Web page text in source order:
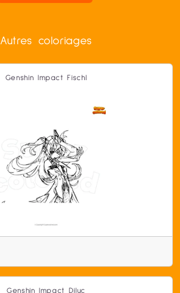
Autres coloriages
Genshin Impact Fischl
Genshin Impact Diluc